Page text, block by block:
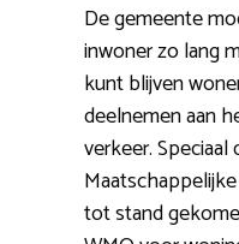
De gemeente
inwoner zo lang
kunt blijven
deelnemen aan
verkeer.
tot stand